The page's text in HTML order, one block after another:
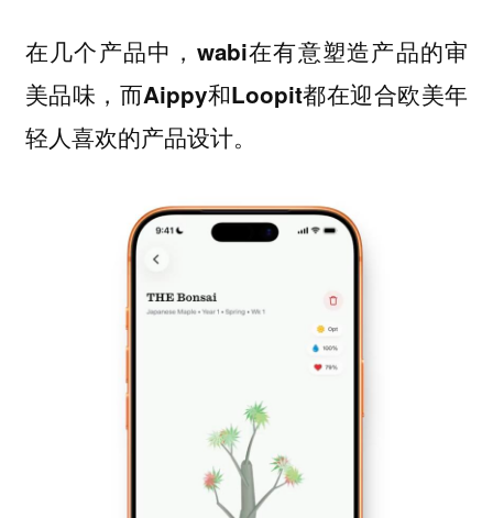
在几个产品中， wabi在有意塑造产品的审
美品味，而Aippy和Loopit都在迎合欧美年
轻人喜欢的产品设计。